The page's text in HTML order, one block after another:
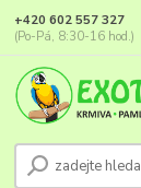
+420 602 557 327
(Po-Pá, 8:30-16 hod.)